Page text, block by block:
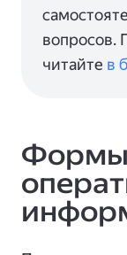
вопросов.
читайте в
Формы